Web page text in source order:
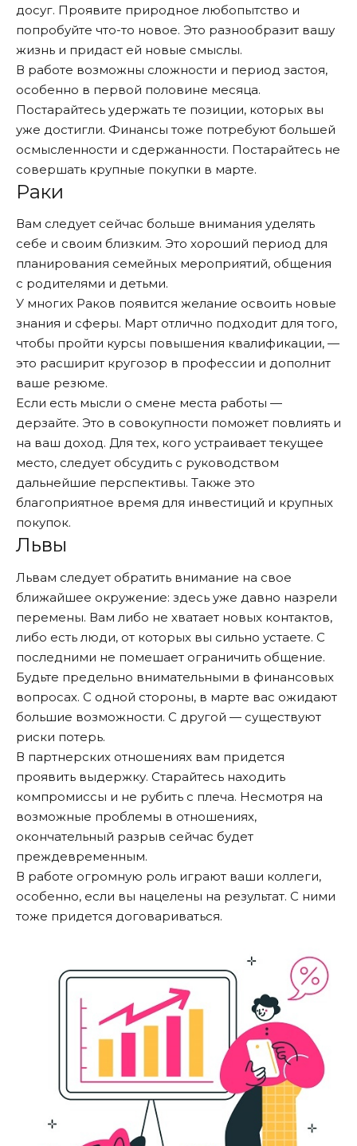
досуг. Проявите природное любопытство и
попробуйте что-то новое. Это разнообразит вашу
жизнь и придаст ей новые смыслы.
В работе возможны сложности и период застоя,
особенно в первой половине месяца.
Постарайтесь удержать те позиции, которых вы
уже достигли. Финансы тоже потребуют большей
осмысленности и сдержанности. Постарайтесь не
совершать крупные покупки в марте.
Раки
Вам следует сейчас больше внимания уделять
себе и своим близким. Это хороший период для
планирования семейных мероприятий, общения
с родителями и детьми.
У многих Раков появится желание освоить новые
знания и сферы. Март отлично подходит для того,
чтобы пройти курсы повышения квалификации, —
это расширит кругозор в профессии и дополнит
ваше резюме.
Если есть мысли о смене места работы —
дерзайте. Это в совокупности поможет повлиять и
на ваш доход. Для тех, кого устраивает текущее
место, следует обсудить с руководством
дальнейшие перспективы. Также это
благоприятное время для инвестиций и крупных
покупок.
Львы
Львам следует обратить внимание на свое
ближайшее окружение: здесь уже давно назрели
перемены. Вам либо не хватает новых контактов,
либо есть люди, от которых вы сильно устаете. С
последними не помешает ограничить общение.
Будьте предельно внимательными в финансовых
вопросах. С одной стороны, в марте вас ожидают
большие возможности. С другой — существуют
риски потерь.
В партнерских отношениях вам придется
проявить выдержку. Старайтесь находить
компромиссы и не рубить с плеча. Несмотря на
возможные проблемы в отношениях,
окончательный разрыв сейчас будет
преждевременным.
В работе огромную роль играют ваши коллеги,
особенно, если вы нацелены на результат. С ними
тоже придется договариваться.